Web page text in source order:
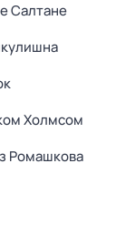
Салтане
Холмсом
Ромашкова